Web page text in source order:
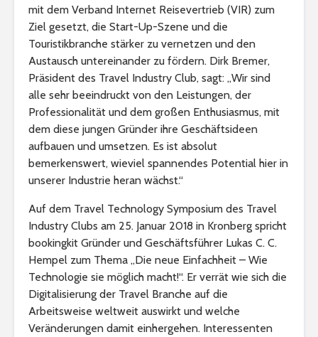
mit dem Verband Internet Reisevertrieb (VIR) zum
Ziel gesetzt, die Start-Up-Szene und die
Touristikbranche stärker zu vernetzen und den
Austausch untereinander zu fördern. Dirk Bremer,
Präsident des Travel Industry Club, sagt: „Wir sind
alle sehr beeindruckt von den Leistungen, der
Professionalität und dem großen Enthusiasmus, mit
dem diese jungen Gründer ihre Geschäftsideen
aufbauen und umsetzen. Es ist absolut
bemerkenswert, wieviel spannendes Potential hier in
unserer Industrie heran wächst.“
Auf dem Travel Technology Symposium des Travel
Industry Clubs am 25. Januar 2018 in Kronberg spricht
bookingkit Gründer und Geschäftsführer Lukas C. C.
Hempel zum Thema „Die neue Einfachheit – Wie
Technologie sie möglich macht!“. Er verrät wie sich die
Digitalisierung der Travel Branche auf die
Arbeitsweise weltweit auswirkt und welche
Veränderungen damit einhergehen. Interessenten